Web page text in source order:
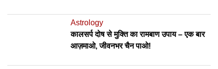
Astrology
कालसर्प दोष से मुक्ति का रामबाण उपाय – एक बार
आज़माओ, जीवनभर चैन पाओ!